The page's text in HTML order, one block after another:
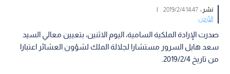
نشر :14:47 2019/2/4
|
الأردن
صدرت الإرادة الملكية السامية، اليوم الاثنين، بتعيين معالي السيد
سعد هايل السرور مستشارا لجلالة الملك لشؤون العشائر اعتبارا
من تاريخ 2019/2/4.